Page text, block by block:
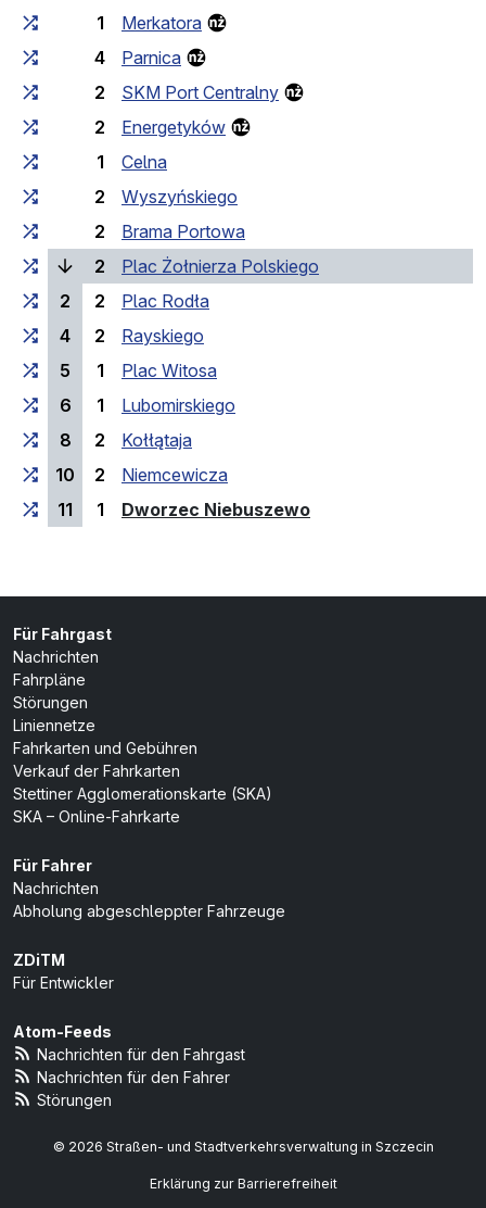
1
Merkatora
4
Parnica
2
SKM Port Centralny
2
Energetyków
1
Celna
2
Wyszyńskiego
2
Brama Portowa
2
Plac Żołnierza Polskiego
2
2
Plac Rodła
4
2
Rayskiego
5
1
Plac Witosa
6
1
Lubomirskiego
8
2
Kołłątaja
10
2
Niemcewicza
11
1 Dworzec Niebuszewo(Endhaltestelle)
Für Fahrgast
Nachrichten
Fahrpläne
Störungen
Liniennetze
Fahrkarten und Gebühren
Verkauf der Fahrkarten
Stettiner Agglomerationskarte (SKA)
SKA – Online-Fahrkarte
Für Fahrer
Nachrichten
Abholung abgeschleppter Fahrzeuge
ZDiTM
Für Entwickler
Atom-Feeds
Nachrichten für den Fahrgast
Nachrichten für den Fahrer
Störungen
© 2026 Straßen- und Stadtverkehrsverwaltung in Szczecin
Erklärung zur Barrierefreiheit